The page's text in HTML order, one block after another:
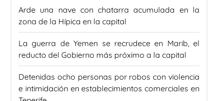
Arde una nave con chatarra acumulada en la
zona de la Hípica en la capital
La guerra de Yemen se recrudece en Marib, el
reducto del Gobierno más próximo a la capital
Detenidas ocho personas por robos con violencia
e intimidación en establecimientos comerciales en